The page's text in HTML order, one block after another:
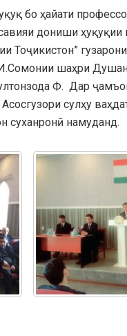
бо ҳайати
дониши
Тоҷикистон”
шаҳри
Ф. Дар
сулҳу
суханронӣ намуданд.